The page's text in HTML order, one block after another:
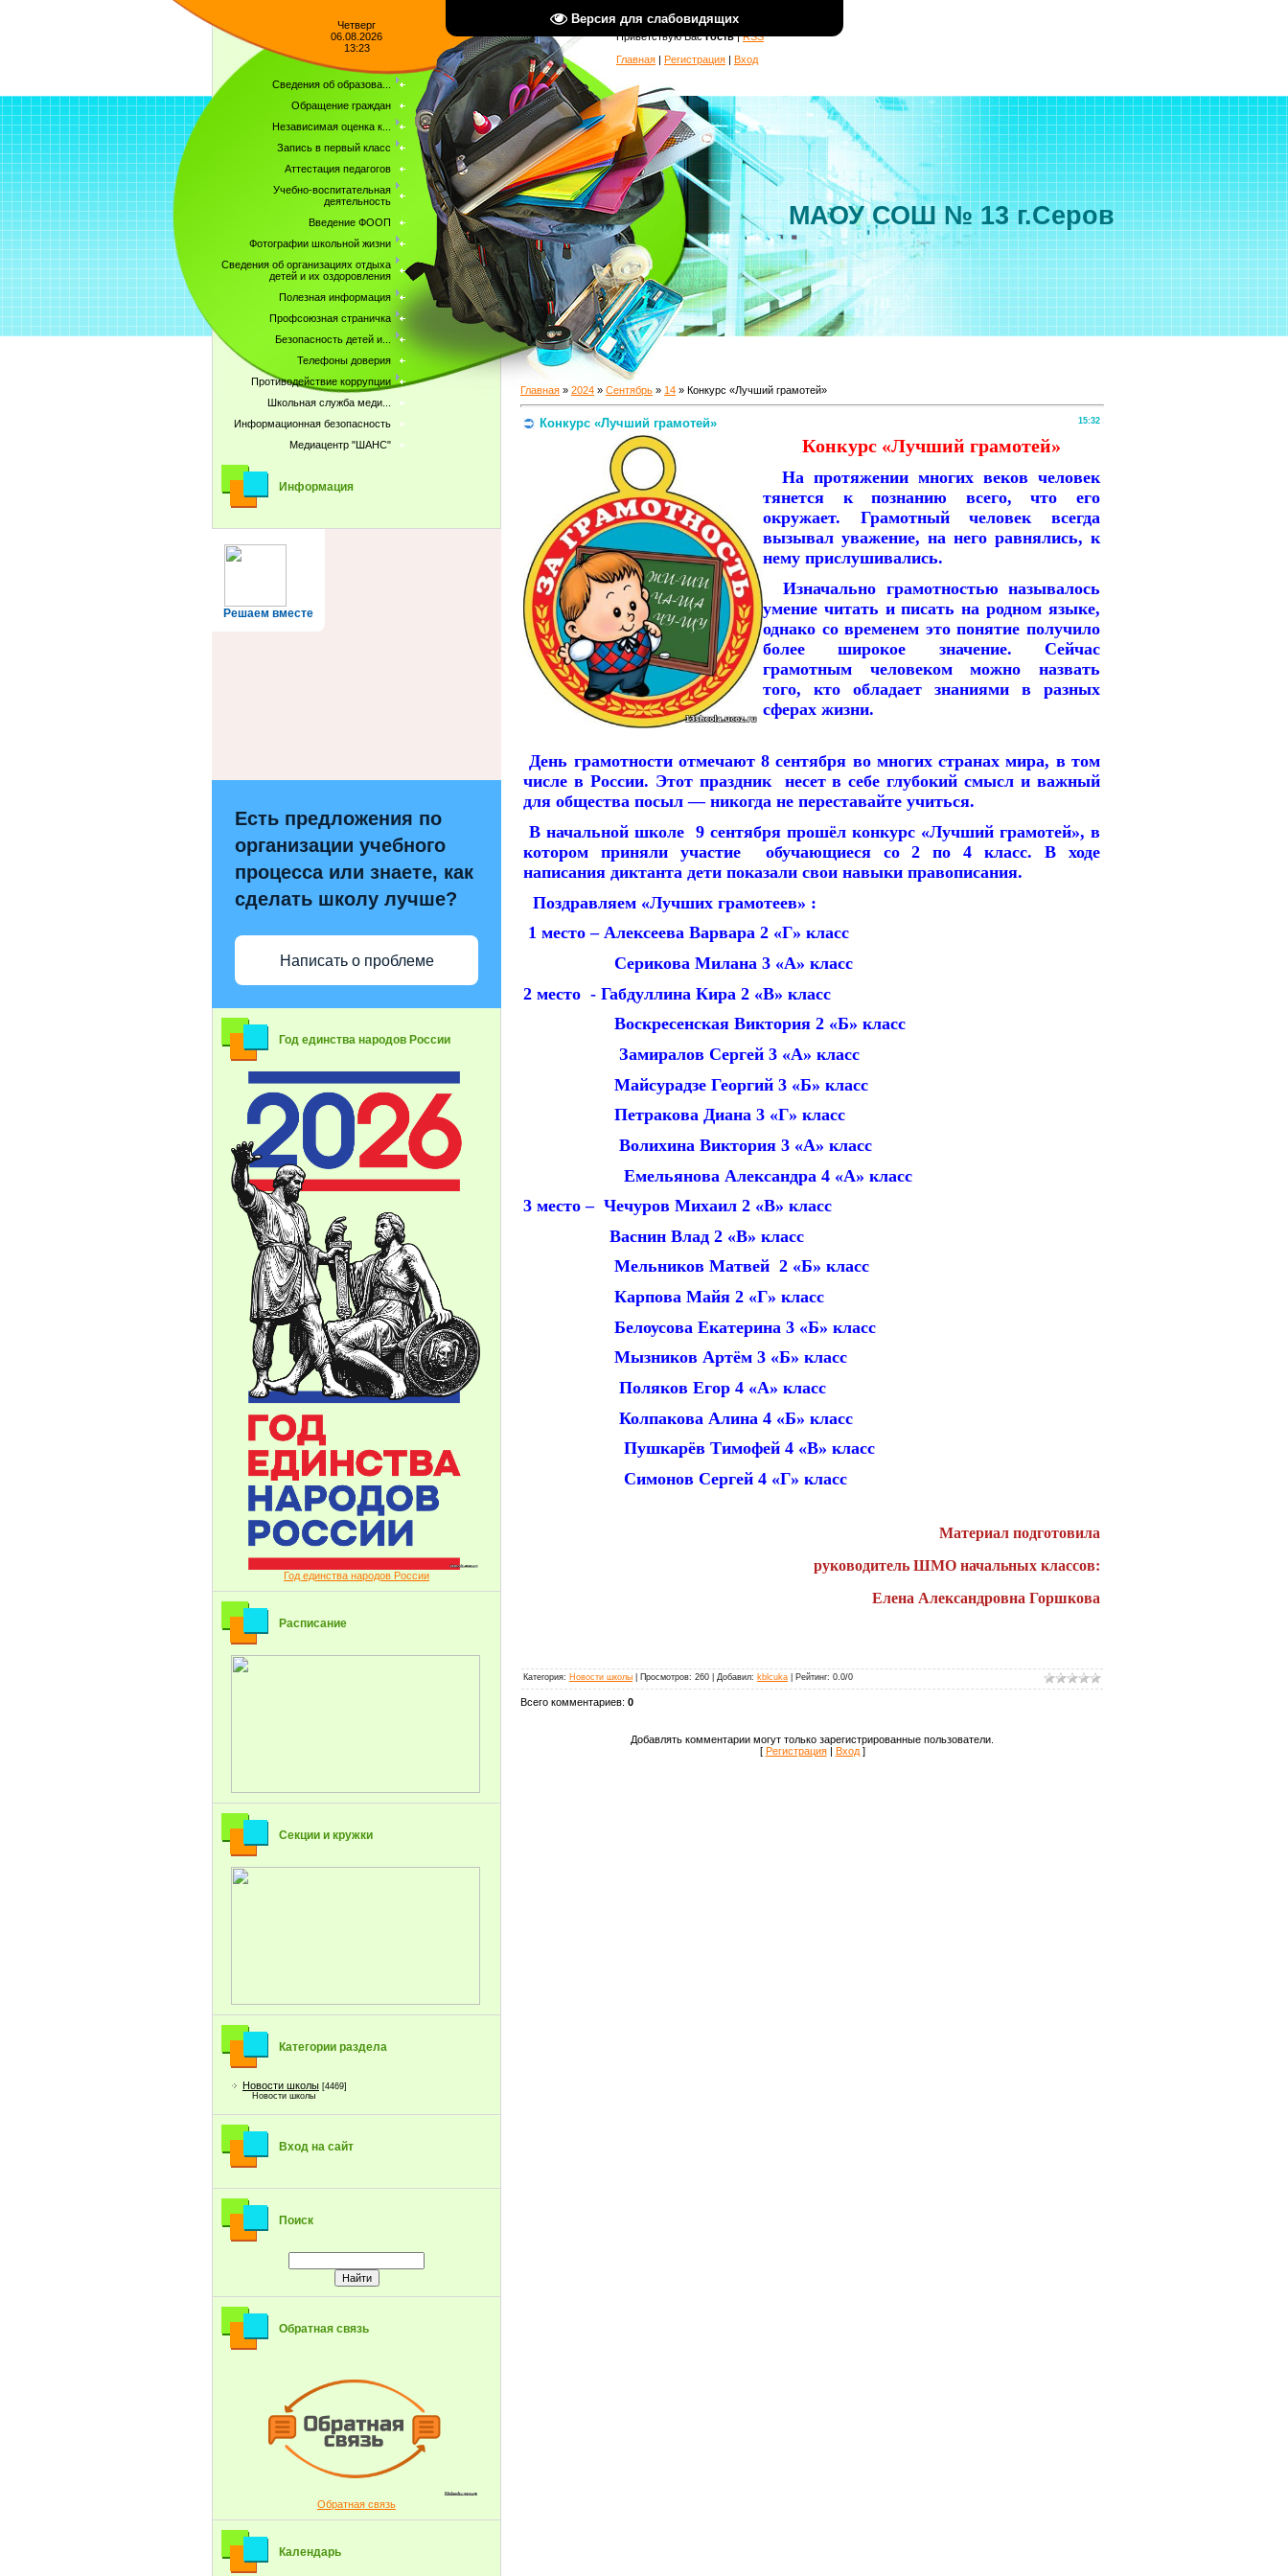
Версия для слабовидящих
Четверг
06.08.2026
13:23
Сведения об образова...
Обращение граждан
Независимая оценка к...
Запись в первый класс
Аттестация педагогов
Учебно-воспитательная
деятельность
Введение ФООП
Фотографии школьной жизни
Сведения об организациях отдыха
детей и их оздоровления
Полезная информация
Профсоюзная страничка
Безопасность детей и...
Телефоны доверия
Противодействие коррупции
Школьная служба меди...
Информационная безопасность
Медиацентр "ШАНС"
Информация
Решаем вместе
Есть предложения по
организации учебного
процесса или знаете, как
сделать школу лучше?
Написать о проблеме
Год единства народов России
Год единства народов России
Расписание
Секции и кружки
Категории раздела
Новости школы [4469]
Новости школы
Вход на сайт
Поиск
Обратная связь
Обратная связь
Календарь
Приветствую Вас Гость|RSS
Главная | Регистрация | Вход
МАОУ СОШ № 13 г.Серов
Главная » 2024 » Сентябрь » 14 » Конкурс «Лучший грамотей»
15:32
Конкурс «Лучший грамотей»
Конкурс «Лучший грамотей»
На протяжении многих веков человек
тянется к познанию всего, что его
окружает. Грамотный человек всегда
вызывал уважение, на него равнялись, к
нему прислушивались.
Изначально грамотностью называлось
умение читать и писать на родном языке,
однако со временем это понятие получило
более широкое значение. Сейчас
грамотным человеком можно назвать
того, кто обладает знаниями в разных
сферах жизни.
День грамотности отмечают 8 сентября во многих странах мира, в том
числе в России. Этот праздник несет в себе глубокий смысл и важный
для общества посыл — никогда не переставайте учиться.
В начальной школе 9 сентября прошёл конкурс «Лучший грамотей», в
котором приняли участие обучающиеся со 2 по 4 класс. В ходе
написания диктанта дети показали свои навыки правописания.
Поздравляем «Лучших грамотеев» :
1 место – Алексеева Варвара 2 «Г» класс
Серикова Милана 3 «А» класс
2 место - Габдуллина Кира 2 «В» класс
Воскресенская Виктория 2 «Б» класс
Замиралов Сергей 3 «А» класс
Майсурадзе Георгий 3 «Б» класс
Петракова Диана 3 «Г» класс
Волихина Виктория 3 «А» класс
Емельянова Александра 4 «А» класс
3 место – Чечуров Михаил 2 «В» класс
Васнин Влад 2 «В» класс
Мельников Матвей 2 «Б» класс
Карпова Майя 2 «Г» класс
Белоусова Екатерина 3 «Б» класс
Мызников Артём 3 «Б» класс
Поляков Егор 4 «А» класс
Колпакова Алина 4 «Б» класс
Пушкарёв Тимофей 4 «В» класс
Симонов Сергей 4 «Г» класс
Материал подготовила
руководитель ШМО начальных классов:
Елена Александровна Горшкова
Категория: Новости школы Просмотров: 260 Добавил: kblcuka Рейтинг: 0.0/0
Всего комментариев: 0
Добавлять комментарии могут только зарегистрированные пользователи.
[ Регистрация| Вход]